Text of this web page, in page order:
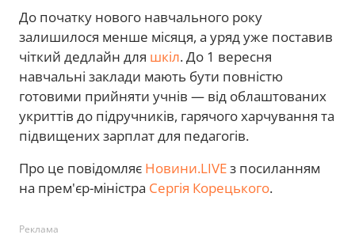
До початку нового навчального року
залишилося менше місяця, а уряд уже поставив
чіткий дедлайн для шкіл. До 1 вересня
навчальні заклади мають бути повністю
готовими прийняти учнів — від облаштованих
укриттів до підручників, гарячого харчування та
підвищених зарплат для педагогів.
Про це повідомляє Новини.LIVEз посиланням
на прем'єр-міністра Сергія Корецького.
Реклама